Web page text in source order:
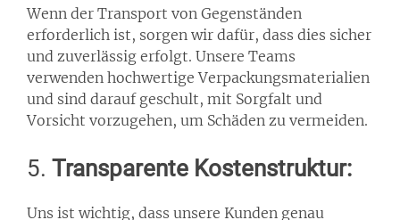
Wenn der Transport von Gegenständen
erforderlich ist, sorgen wir dafür, dass dies sicher
und zuverlässig erfolgt. Unsere Teams
verwenden hochwertige Verpackungsmaterialien
und sind darauf geschult, mit Sorgfalt und
Vorsicht vorzugehen, um Schäden zu vermeiden.
5. Transparente Kostenstruktur:
Uns ist wichtig, dass unsere Kunden genau